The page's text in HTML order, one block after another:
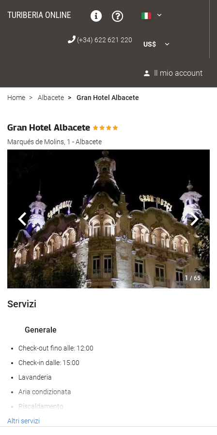
TURIBERIA ONLINE
US$
Il mio account
(+34) 622 621 220
Home Albacete Gran Hotel Albacete
Gran Hotel Albacete
Marqués de Molins, 1 - Albacete
1 / 65
Anteriore
Servizi
Generale
Check-out fino alle: 12:00
Check-in dalle: 15:00
Lavanderia
Aria condizionata
Riscaldamento
Ascensore
Altri servizi